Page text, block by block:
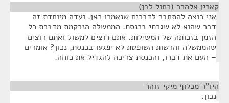
קארין אלהרר (כחול לבן)
אני רוצה להתחבר לדברים שנאמרו כאן. ועדה מיוחדת זה
דבר שהוא לא שגרתי בכנסת. הממשלה הנרקמת מדברת כל
הזמן בזכותה של המשילות. אתם רוצים למשול ואתם רוצים
שהממשלה והרשות השופטת לא יפגעו בכנסת, נכון? אומרים
– העם את דברו, והכנסת צריכה להגדיל את כוחה.
היו"ר מכלוף מיקי זוהר
נכון.